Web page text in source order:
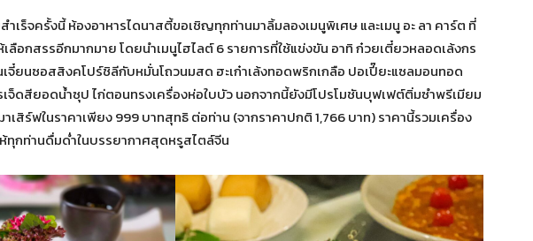
ำเร็จครั้งนี้ ห้องอาหารไดนาสตี้ขอเชิญทุกท่านมาลิ้มลองเมนูพิเศษ และเมนู อะ ลา คาร์ต ที่
ลือกสรรอีกมากมาย โดยนำเมนูไฮไลต์ 6 รายการที่ใช้แข่งขัน อาทิ ก๋วยเตี๋ยวหลอดเล้งกร
จี๋ยนซอสสิงคโปร์ชิลีกับหมั่นโถวนมสด ฮะเก๋าเล้งทอดพริกเกลือ ปอเปี๊ยะแซลมอนทอด
เจ็ดสียอดน้ำซุป ไก่ตอนทรงเครื่องห่อใบบัว นอกจากนี้ยังมีโปรโมชันบุฟเฟต์ติ่มซำพรีเมียม
าเสิร์ฟในราคาเพียง 999 บาทสุทธิ ต่อท่าน (จากราคาปกติ 1,766 บาท) ราคานี้รวมเครื่อง
ทุกท่านดื่มด่ำในบรรยากาศสุดหรูสไตล์จีน